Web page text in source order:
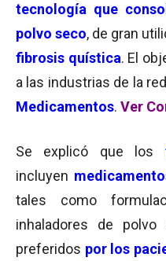
tecnología que
polvo seco, de gran
fibrosis quística. El
a las industrias de la red
Medicamentos. Ver
Se explicó que los
incluyen
tales como
inhaladores de
preferidos por los